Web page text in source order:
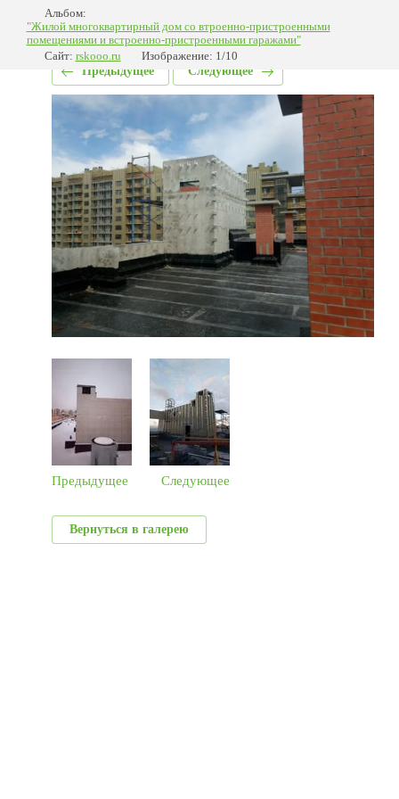
Альбом:
"Жилой многоквартирный дом со втроенно-пристроенными
помещениями и встроенно-пристроенными гаражами"
Сайт: rskooo.ru
Изображение: 1/10
Предыдущее
Следующее
Предыдущее Следующее
Вернуться в галерею